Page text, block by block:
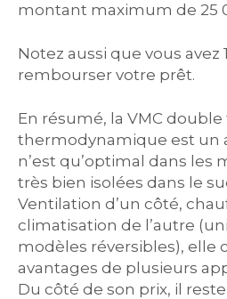
montant maximum de 25
Notez aussi que vous avez
rembourser votre prêt.
En résumé, la VMC double
thermodynamique est un
n’est qu’optimal dans les
très bien isolées dans le
Ventilation d’un côté,
climatisation de l’autre
modèles réversibles), elle
avantages de plusieurs
Du côté de son prix, il